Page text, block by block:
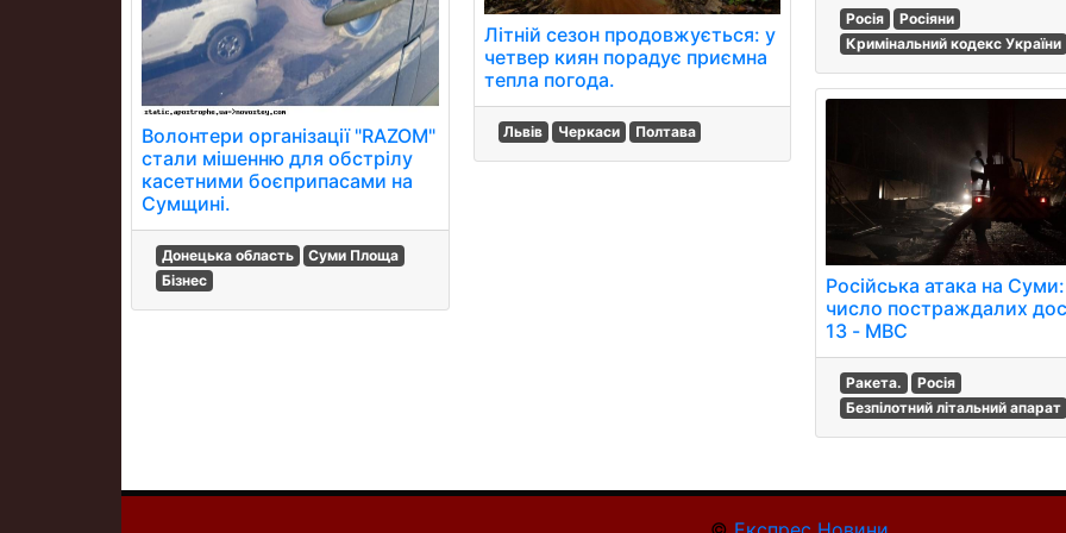
Волонтери організації "RAZOM"
стали мішенню для обстрілу
касетними боєприпасами на
Сумщині.
Донецька область
Суми Площа
Бізнес
Літній сезон продовжується: у
четвер киян порадує приємна
тепла погода.
Львів Черкаси Полтава
Росія
Росіяни
Кримінальний кодекс України
Російська атака на Суми:
число постраждалих
13 - МВС
Ракета.
Росія
Безпілотний літальний апарат